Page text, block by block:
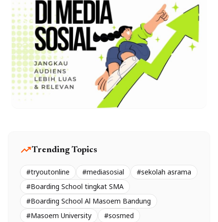
trending_upTrending Topics
#tryoutonline #mediasosial
#sekolah asrama
#Boarding School tingkat SMA
#Boarding School Al Masoem Bandung
#Masoem University
#sosmed